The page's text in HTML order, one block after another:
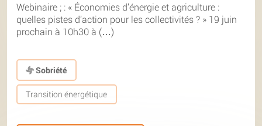
Webinaire ; : « Économies d’énergie et agriculture :
quelles pistes d’action pour les collectivités ? » 19 juin
prochain à 10h30 à (…)
Sobriété
Transition énergétique